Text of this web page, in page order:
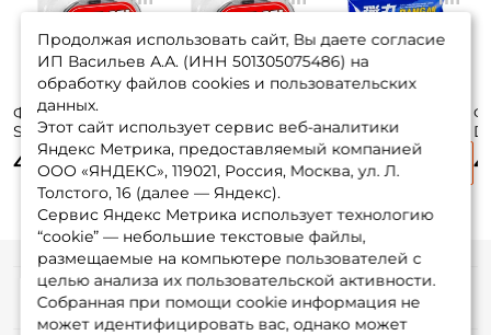
Флюорокарбон
Sunline Siglon
Fluoro 10м 0.104мм
Clear
400 ₽
Sunline Siglon
Fluoro 10м 0.190мм
Clear
455 ₽
Major Craft Dfl 2lb
0.128mm 30m
380 ₽
Продолжая использовать сайт, Вы даете согласие
ИП Васильев А.А. (ИНН 501305075486) на
обработку файлов cookies и пользовательских
данных.
Этот сайт использует сервис веб-аналитики
Яндекс Метрика, предоставляемый компанией
ООО «ЯНДЕКС», 119021, Россия, Москва, ул. Л.
Толстого, 16 (далее — Яндекс).
Сервис Яндекс Метрика использует технологию
“cookie” — небольшие текстовые файлы,
размещаемые на компьютере пользователей с
целью анализа их пользовательской активности.
Собранная при помощи cookie информация не
может идентифицировать вас, однако может
Информация